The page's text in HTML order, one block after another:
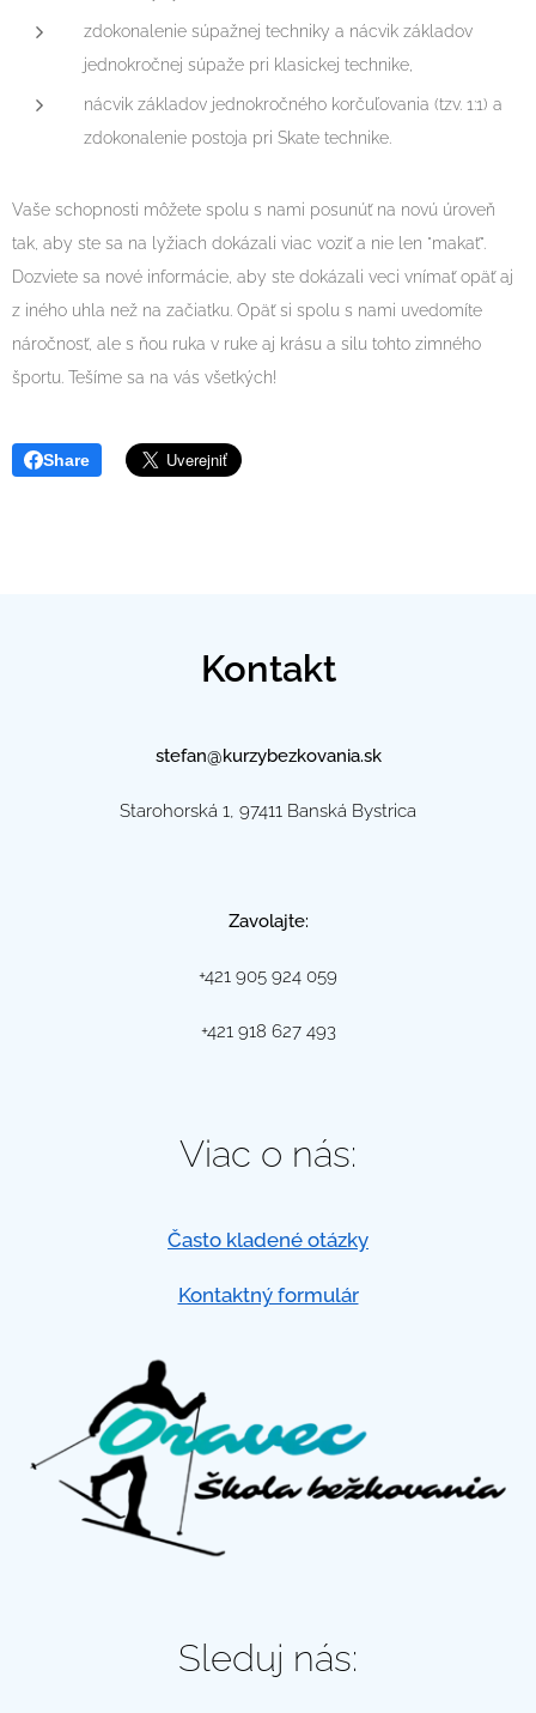
zdokonalenie súpažnej techniky a nácvik základov
jednokročnej súpaže pri klasickej technike,
nácvik základov jednokročného korčuľovania (tzv. 1:1) a
zdokonalenie postoja pri Skate technike.
Vaše schopnosti môžete spolu s nami posunúť na novú úroveň
tak, aby ste sa na lyžiach dokázali viac voziť a nie len "makať".
Dozviete sa nové informácie, aby ste dokázali veci vnímať opäť aj
z iného uhla než na začiatku. Opäť si spolu s nami uvedomíte
náročnosť, ale s ňou ruka v ruke aj krásu a silu tohto zimného
športu. Tešíme sa na vás všetkých!
Share
Kontakt
stefan@kurzybezkovania.sk
Starohorská 1, 97411 Banská Bystrica
Zavolajte:
+421 905 924 059
+421 918 627 493
Viac o nás:
Často kladené otázky
Kontaktný formulár
Sleduj nás: